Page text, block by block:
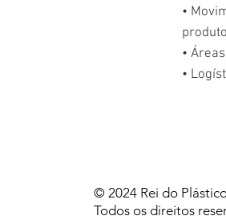
•
•
•
© 2024 Rei do
Todos os direitos